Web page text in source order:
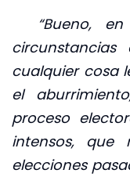
“Bueno, en
cualquier cosa
el
proceso
intensos, que
elecciones